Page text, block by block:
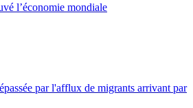
l’économie mondiale
par l'afflux de migrants arrivant par